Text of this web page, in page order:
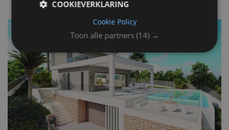
Toon alle partners (14) →
COOKIEVERKLARING
Cookie Policy